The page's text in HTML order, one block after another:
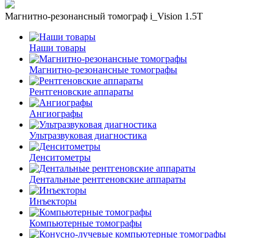
Магнитно-резонансный томограф i_Vision 1.5T
Наши товары
Магнитно-резонансные томографы
Рентгеновские аппараты
Ангиографы
Ультразвуковая диагностика
Денситометры
Дентальные рентгеновские аппараты
Инъекторы
Компьютерные томографы